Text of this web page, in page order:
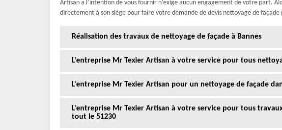
Artisan a l’intention de vous fournir n’exige aucun engagement de votre part.
directement à son siège pour faire votre demande de devis nettoyage de
Réalisation des travaux de nettoyage de façade à Bannes
L’entreprise Mr Texier Artisan à votre service pour tous
L’entreprise Mr Texier Artisan pour un nettoyage de façade
L’entreprise Mr Texier Artisan à votre service pour tous
tout le 51230